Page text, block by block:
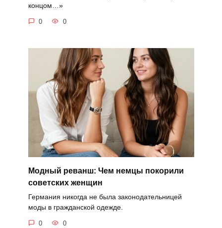
концом…»
0 0
Модный реванш: Чем немцы покорили
советских женщин
Германия никогда не была законодательницей
моды в гражданской одежде.
0 0